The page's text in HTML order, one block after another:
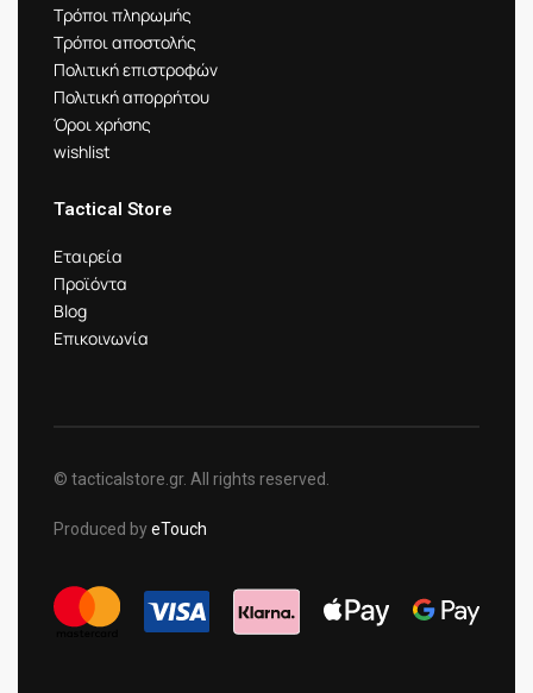
Τρόποι πληρωμής
Τρόποι αποστολής
Πολιτική επιστροφών
Πολιτική απορρήτου
Όροι χρήσης
wishlist
Tactical Store
Εταιρεία
Προϊόντα
Blog
Επικοινωνία
© tacticalstore.gr. All rights reserved.
Produced byeTouch